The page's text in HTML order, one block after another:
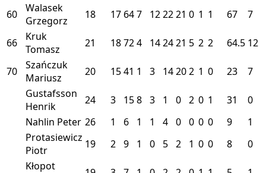
60
Walasek
Grzegorz
18 17 647 122221 0 1 1 67 7
66
Kruk
Tomasz
21 18724 142421 5 2 2 64.5 12
70
Szańczuk
Mariusz
20 1541 1 3 14202 1 0 23
7
Gustafsson
Henrik
24 3 158 3 1 0 2 0 1 31
0
Nahlin Peter 26 1 6 1 1 4 0 0 0 0 9
1
Protasiewicz
Piotr
19 2 9 1 0 5 2 1 0 0 8
0
Kłopot